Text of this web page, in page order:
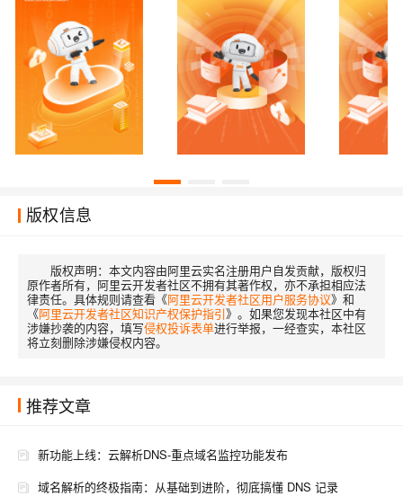
版权信息
版权声明： 本文内容由阿里云实名注册用户自发贡献，版权归
原作者所有，阿里云开发者社区不拥有其著作权，亦不承担相应法
律责任。具体规则请查看《阿里云开发者社区用户服务协议》和
《阿里云开发者社区知识产权保护指引》。如果您发现本社区中有
涉嫌抄袭的内容，填写侵权投诉表单进行举报，一经查实，本社区
将立刻删除涉嫌侵权内容。
推荐文章
新功能上线：云解析DNS-重点域名监控功能发布
域名解析的终极指南：从基础到进阶，彻底搞懂 DNS 记录